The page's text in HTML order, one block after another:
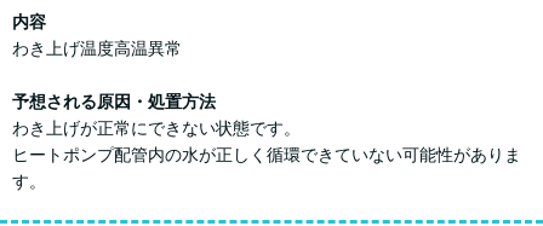
内容
わき上げ温度高温異常
予想される原因・処置方法
わき上げが正常にできない状態です。
ヒートポンプ配管内の水が正しく循環できていない可能性がありま
す。